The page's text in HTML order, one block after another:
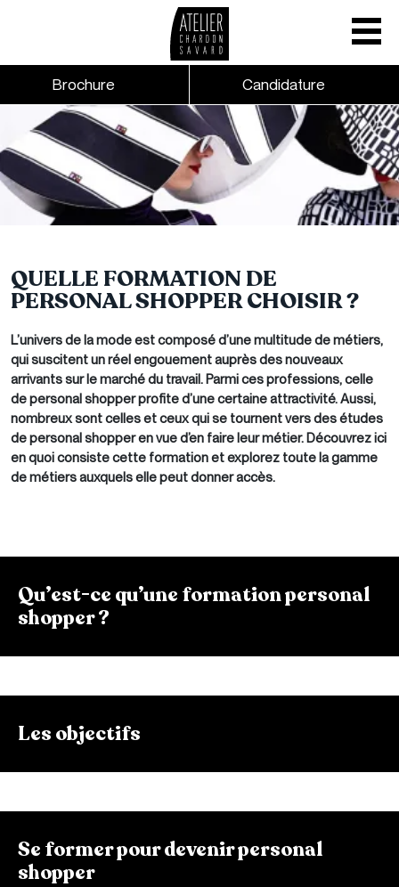
Skip to main content
Brochure Candidature
QUELLE FORMATION DE
PERSONAL SHOPPER CHOISIR ?
L’univers de la mode est composé d’une multitude de métiers,
qui suscitent un réel engouement auprès des nouveaux
arrivants sur le marché du travail. Parmi ces professions, celle
de personal shopper profite d’une certaine attractivité. Aussi,
nombreux sont celles et ceux qui se tournent vers des études
de personal shopper en vue d’en faire leur métier. Découvrez ici
en quoi consiste cette formation et explorez toute la gamme
de métiers auxquels elle peut donner accès.
Qu’est-ce qu’une formation personal
shopper ?
Les objectifs
Se former pour devenir personal
shopper